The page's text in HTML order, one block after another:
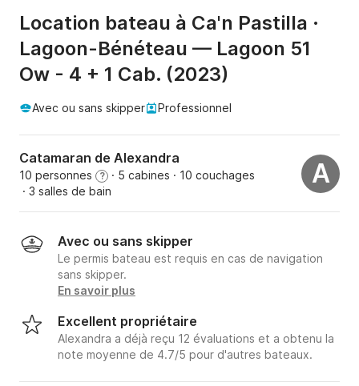
Location bateau à Ca'n Pastilla ·
Lagoon-Bénéteau — Lagoon 51
Ow - 4 + 1 Cab. (2023)
Avec ou sans skipper Professionnel
Catamaran de Alexandra
10 personnes ? · 5 cabines · 10 couchages
· 3 salles de bain
A
Avec ou sans skipper
Le permis bateau est requis en cas de navigation
sans skipper.
En savoir plus
Excellent propriétaire
Alexandra a déjà reçu 12 évaluations et a obtenu la
note moyenne de 4.7/5 pour d'autres bateaux.